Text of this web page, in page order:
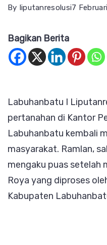
By liputanresolusi7
Bagikan Berita
Labuhanbatu I
pertanahan di Kantor
Labuhanbatu kembali
masyarakat. Ramlan,
mengaku puas setelah
Roya yang diproses
Kabupaten